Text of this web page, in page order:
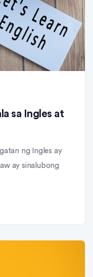
sa Ingles at
ng Ingles ay
ay sinalubong